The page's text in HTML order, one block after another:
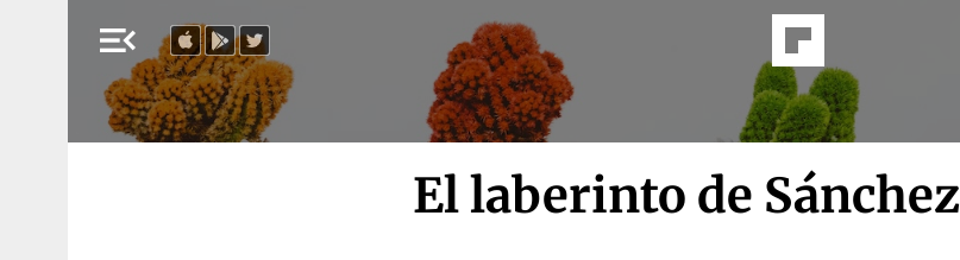
menu_open
El laberinto de Sánchez